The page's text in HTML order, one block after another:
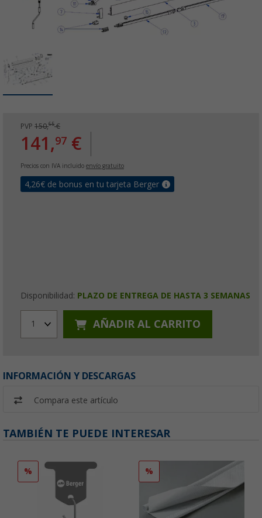
PVP 150,65€
141,97 €
Precios con IVA incluido envío gratuito
4,26€ de bonus en tu tarjeta Berger
Disponibilidad: PLAZO DE ENTREGA DE HASTA 3 SEMANAS
1 AÑADIR AL CARRITO
INFORMACIÓN Y DESCARGAS
Compara este artículo
TAMBIÉN TE PUEDE INTERESAR
% %